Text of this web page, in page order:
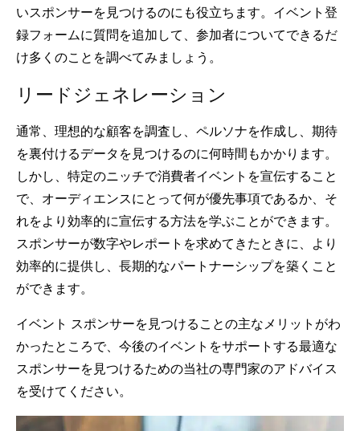
いスポンサーを見つけるのにも役立ちます。イベント登
録フォームに質問を追加して、参加者についてできるだ
け多くのことを調べてみましょう。
リードジ​​ェネレーション
通常、理想的な顧客を調査し、ペルソナを作成し、期待
を裏付けるデータを見つけるのに何時間もかかります。
しかし、特定のニッチで消費者イベントを宣伝すること
で、オーディエンスにとって何が優先事項であるか、そ
れをより効率的に宣伝する方法を学ぶことができます。
スポンサーが数字やレポートを求めてきたときに、より
効率的に提供し、長期的なパートナーシップを築くこと
ができます。
イベント スポンサーを見つけることの主なメリットがわ
かったところで、今後のイベントをサポートする最適な
スポンサーを見つけるための当社の専門家のアドバイス
を受けてください。